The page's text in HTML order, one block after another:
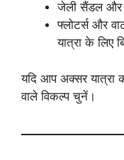
जेली सैंडल और
फ्लोटर्स और
यात्रा के लिए
यदि आप अक्सर यात्रा
वाले विकल्प चुनें।